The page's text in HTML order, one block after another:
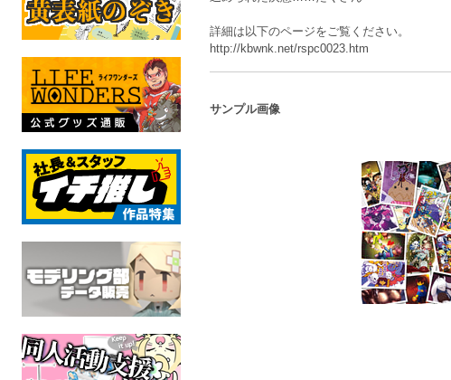
詳細は以下のページをご覧ください。
http://kbwnk.net/rspc0023.htm
サンプル画像